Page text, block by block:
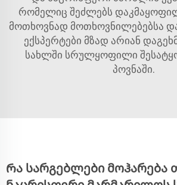
რომელიც შეძლებს
მოთხოვნად მოთხოვნილებებსა
ექსპერტები მზად არიან
სახლში სრულყოფილი
პოვნაში.
Რა სარგებლები მოჰარება